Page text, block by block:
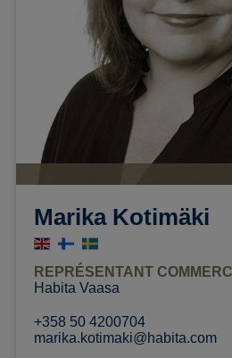
Marika Kotimäki
REPRÉSENTANT
Habita Vaasa
+358 50 4200704
marika.kotimaki@habita.com